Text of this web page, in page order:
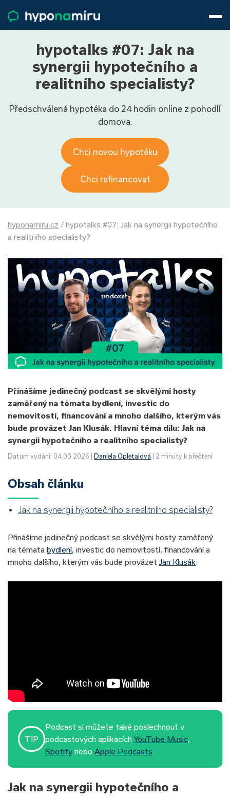
Životní pojištění
Pojištění nemovitosti
Články
O nás
Přihlásit
hypotalks #07: Jak na
synergii hypotečního a
realitního specialisty?
Předschválená hypotéka do 24 hodin online z pohodlí
domova.
Chci novou hypotéku
Chci refinancovat
hyponamiru.cz / hypotalks #07: Jak na synergii hypotečního
a realitního specialisty?
Přinášíme jedinečný podcast se skvělými hosty
zaměřený na témata bydlení, investic do
nemovitostí, financování a mnoho dalšího, kterým vás
bude provázet Jan Klusák. Hlavní téma dílu: Jak na
synergii hypotečního a realitního specialisty?
Datum vydání: 04.03.2026 | Daniela Opletalová | 2 minuty k přečtení
Obsah článku
Jak na synergii hypotečního a realitního specialisty?
Přinášíme jedinečný podcast se skvělými hosty zaměřený
na témata bydlení, investic do nemovitostí, financování a
mnoho dalšího, kterým vás bude provázet Jan Klusák.
TIP
Podcast si můžete také poslechnout v
podcastových aplikacíchYouTube Music,
Spotify nebo Apple Podcasts.
Jak na synergii hypotečního a